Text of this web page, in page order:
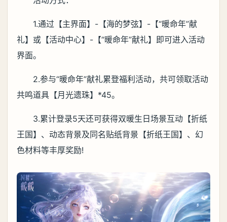
1.通过【主界面】-【海的梦弦】-【“暖命年”献
礼】或【活动中心】-【“暖命年”献礼】即可进入活动
界面。
2.参与“暖命年”献礼累登福利活动，共可领取活动
共鸣道具【月光遗珠】*45。
3.累计登录5天还可获得双暖生日场景互动【折纸
王国】、动态背景及同名贴纸背景【折纸王国】、幻
色材料等丰厚奖励!